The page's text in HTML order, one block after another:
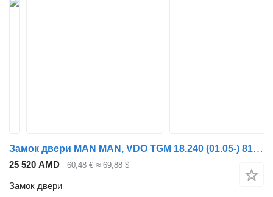
Замок двери MAN MAN, VDO TGM 18.240 (01.05-) 81.62680-6147 для тягача MAN TGL, TGM, TGS, TGX (2005-2021)
25 520 AMD 60,48 € ≈ 69,88 $
Замок двери